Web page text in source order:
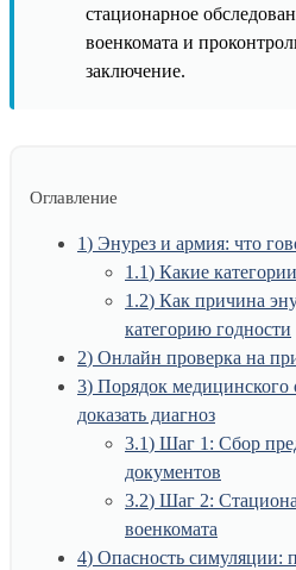
стационарное
военкомата и
заключение.
Оглавление
1
Энурез и армия: что
1.1 Какие
1.2 Как причина
категорию годности
2 Онлайн проверка на
3 Порядок медицинского
доказать диагноз
3.1 Шаг 1: Сбор
документов
3.2 Шаг 2:
военкомата
4 Опасность симуляции: